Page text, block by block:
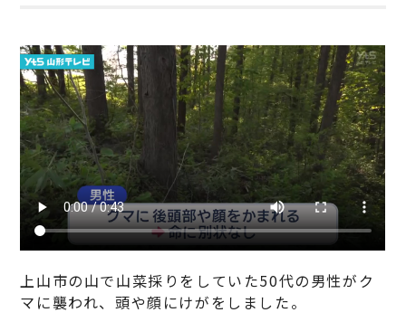
上山市の山で山菜採りをしていた50代の男性がク
マに襲われ、頭や顔にけがをしました。